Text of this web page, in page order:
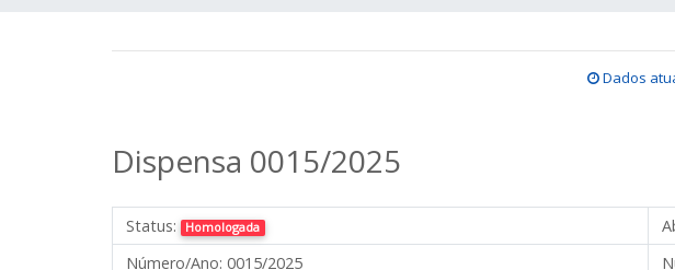
Dados
Dispensa 0015/2025
Status: Homologada
Número/Ano: 0015/2025